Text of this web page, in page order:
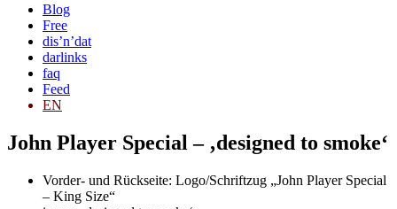
Blog
Free
dis’n’dat
darlinks
faq
Feed
EN
John Player Special – ‚designed to smoke‘
Vorder- und Rückseite: Logo/Schriftzug „John Player Special
– King Size“